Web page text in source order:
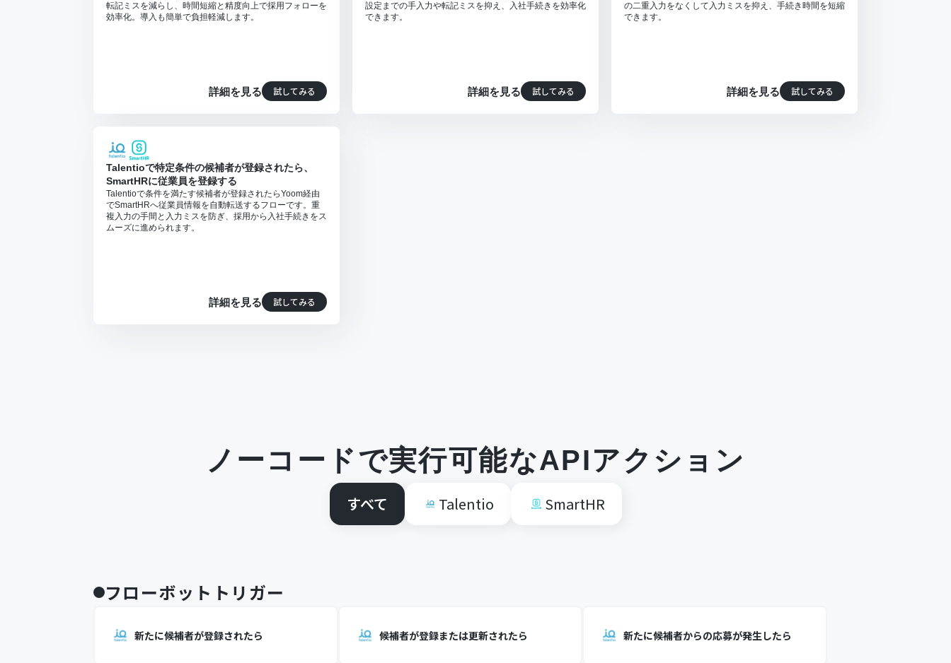
転記ミスを減らし、時間短縮と精度向上で採用フォローを
効率化。導入も簡単で負担軽減します。
詳細を見る 試してみる
設定までの手入力や転記ミスを抑え、入社手続きを効率化
できます。
詳細を見る 試してみる
の二重入力をなくして入力ミスを抑え、手続き時間を短縮
できます。
詳細を見る 試してみる
Talentioで特定条件の候補者が登録されたら、
SmartHRに従業員を登録する
Talentioで条件を満たす候補者が登録されたらYoom経由
でSmartHRへ従業員情報を自動転送するフローです。重
複入力の手間と入力ミスを防ぎ、採用から入社手続きをス
ムーズに進められます。
詳細を見る 試してみる
ノーコードで実行可能なAPIアクション
すべて Talentio SmartHR
フローボットトリガー
新たに候補者が登録されたら 候補者が登録または更新されたら 新たに候補者からの応募が発生したら